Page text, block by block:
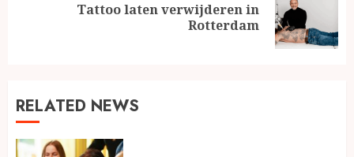
Tattoo laten verwijderen in
Rotterdam
RELATED NEWS